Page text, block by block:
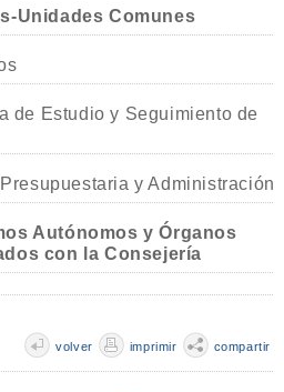
Unidades Comunes
de Estudio y Seguimiento de
y Administración
Autónomos y Órganos
con la Consejería
volver
imprimir compartir